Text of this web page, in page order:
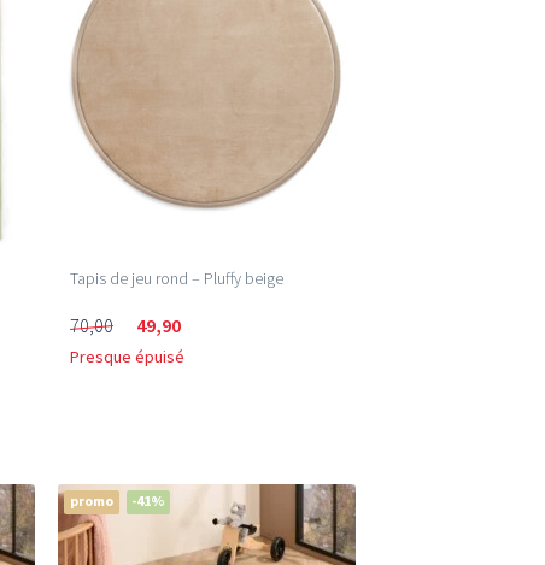
Tapis de jeu rond – Pluffy beige
70,00 49,90
Presque épuisé
promo -41%